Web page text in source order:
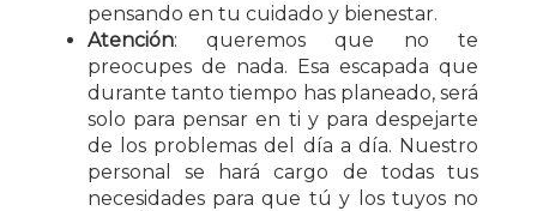
pensando en tu cuidado y bienestar.
Atención: queremos que no te
preocupes de nada. Esa escapada que
durante tanto tiempo has planeado, será
solo para pensar en ti y para despejarte
de los problemas del día a día. Nuestro
personal se hará cargo de todas tus
necesidades para que tú y los tuyos no